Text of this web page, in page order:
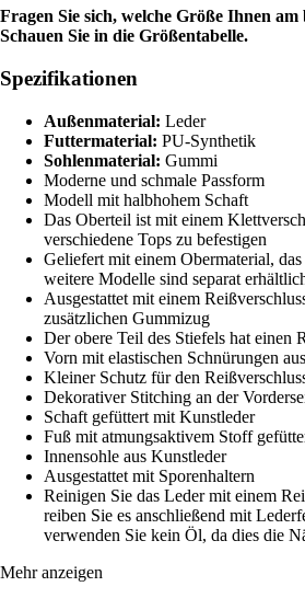
Fragen Sie sich, welche Größe Ihnen am
Schauen Sie in die Größentabelle.
Spezifikationen
Außenmaterial: Leder
Futtermaterial: PU-Synthetik
Sohlenmaterial: Gummi
Moderne und schmale Passform
Modell mit halbhohem Schaft
Das Oberteil ist mit einem
verschiedene Tops zu befestigen
Geliefert mit einem Obermaterial,
weitere Modelle sind separat
Ausgestattet mit einem
zusätzlichen Gummizug
Der obere Teil des Stiefels hat einen
Vorn mit elastischen Schnürungen
Kleiner Schutz für den
Dekorativer Stitching an der
Schaft gefüttert mit Kunstleder
Fuß mit atmungsaktivem Stoff
Innensohle aus Kunstleder
Ausgestattet mit Sporenhaltern
Reinigen Sie das Leder mit einem
reiben Sie es anschließend mit
verwenden Sie kein Öl, da dies die
Mehr anzeigen